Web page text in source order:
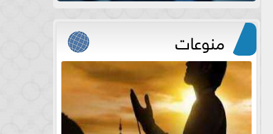
منوعات